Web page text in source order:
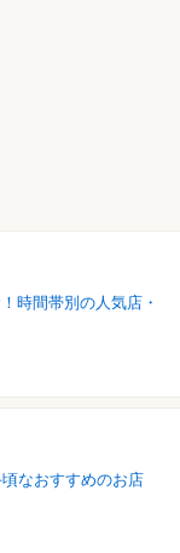
時間帯別の人気店・
なおすすめのお店